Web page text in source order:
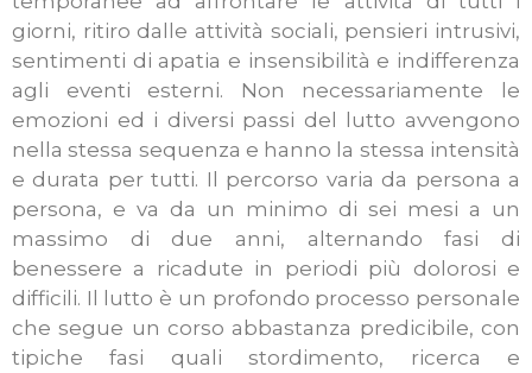
giorni, ritiro dalle attività sociali, pensieri intrusivi,
sentimenti di apatia e insensibilità e indifferenza
agli eventi esterni. Non necessariamente le
emozioni ed i diversi passi del lutto avvengono
nella stessa sequenza e hanno la stessa intensità
e durata per tutti. Il percorso varia da persona a
persona, e va da un minimo di sei mesi a un
massimo di due anni, alternando fasi di
benessere a ricadute in periodi più dolorosi e
difficili. Il lutto è un profondo processo personale
che segue un corso abbastanza predicibile, con
tipiche fasi quali stordimento, ricerca e